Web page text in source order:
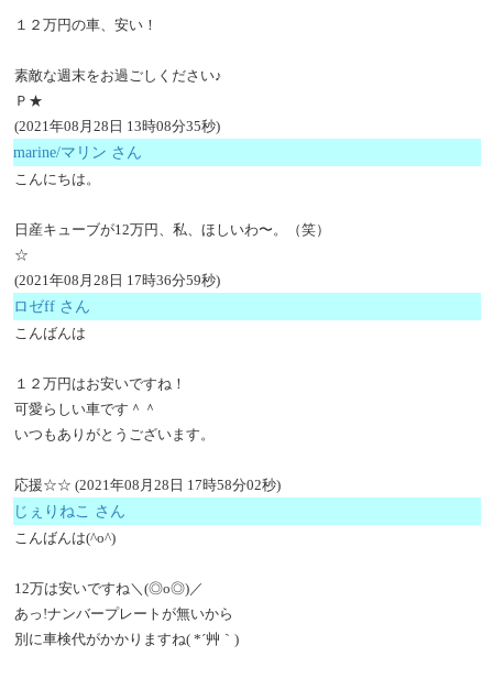
１２万円の車、安い！
素敵な週末をお過ごしください♪
Ｐ★
(2021年08月28日 13時08分35秒)
marine/マリン さん
こんにちは。
日産キューブが12万円、私、ほしいわ〜。（笑）
☆
(2021年08月28日 17時36分59秒)
ロゼff さん
こんばんは
１２万円はお安いですね！
可愛らしい車です＾＾
いつもありがとうございます。
応援☆☆ (2021年08月28日 17時58分02秒)
じぇりねこ さん
こんばんは(^o^)
12万は安いですね＼(◎o◎)／
あっ!ナンバープレートが無いから
別に車検代がかかりますね( *´艸｀)